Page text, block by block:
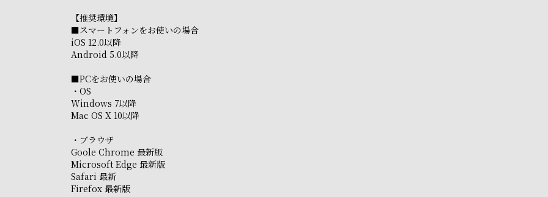
【推奨環境】
■スマートフォンをお使いの場合
iOS 12.0以降
Android 5.0以降
■PCをお使いの場合
・OS
Windows 7以降
Mac OS X 10以降
・ブラウザ
Goole Chrome 最新版
Microsoft Edge 最新版
Safari 最新
Firefox 最新版